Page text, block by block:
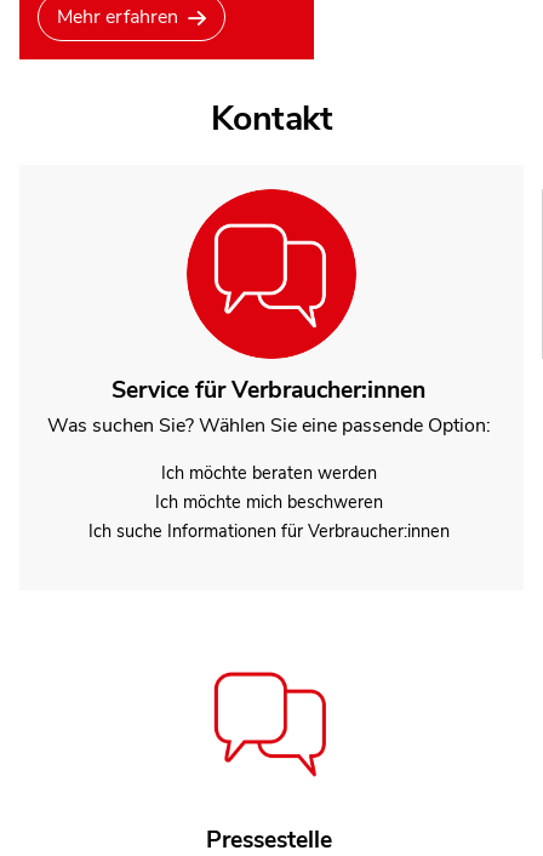
Mehr erfahren
Kontakt
Service für Verbraucher:innen
Was suchen Sie? Wählen Sie eine passende Option:
Ich möchte beraten werden
Ich möchte mich beschweren
Ich suche Informationen für Verbraucher:innen
Pressestelle
Jana Brockfeld